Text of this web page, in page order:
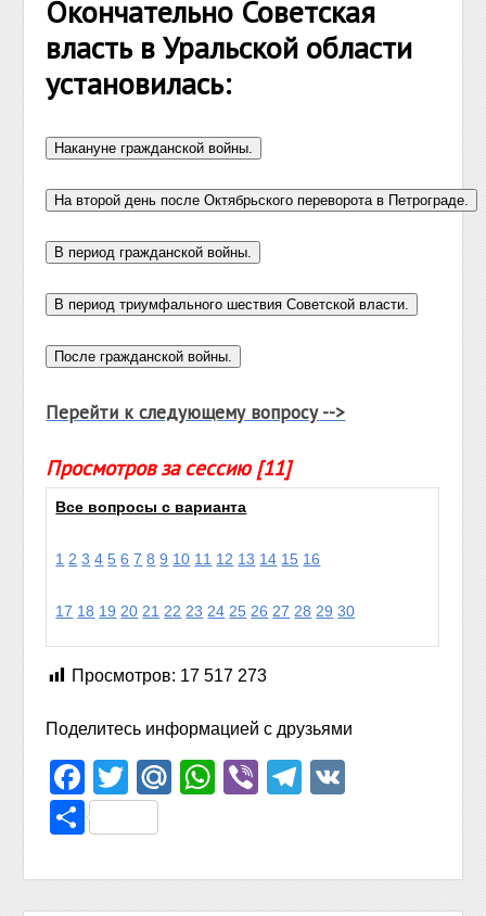
Окончательно Советская
власть в Уральской области
установилась:
Перейти к следующему вопросу -->
Просмотров за сессию [11]
Все вопросы с варианта
1 2 3 4 5 6 7 8 9 10 11 12 13 14 15 16
17 18 19 20 21 22 23 24 25 26 27 28 29 30
Просмотров: 17 517 273
Поделитесь информацией с друзьями
Facebook
TwitterMail.Ru
WhatsApp
ViberTelegram
Отправить